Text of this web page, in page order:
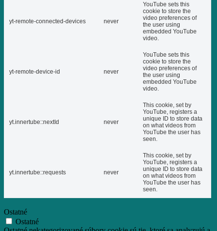
yt-remote-connected-devices never
YouTube sets this
cookie to store the
video preferences of
the user using
embedded YouTube
video.
yt-remote-device-id never
YouTube sets this
cookie to store the
video preferences of
the user using
embedded YouTube
video.
yt.innertube::nextId never
This cookie, set by
YouTube, registers a
unique ID to store data
on what videos from
YouTube the user has
seen.
yt.innertube::requests never
This cookie, set by
YouTube, registers a
unique ID to store data
on what videos from
YouTube the user has
seen.
Ostatné
Ostatné